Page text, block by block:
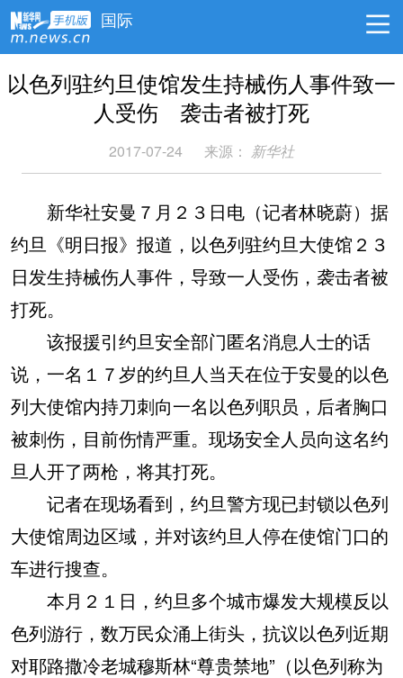
国际
以色列驻约旦使馆发生持械伤人事件致一
人受伤 袭击者被打死
2017-07-24 来源： 新华社
新华社安曼７月２３日电（记者林晓蔚）据
约旦《明日报》报道，以色列驻约旦大使馆２３
日发生持械伤人事件，导致一人受伤，袭击者被
打死。
该报援引约旦安全部门匿名消息人士的话
说，一名１７岁的约旦人当天在位于安曼的以色
列大使馆内持刀刺向一名以色列职员，后者胸口
被刺伤，目前伤情严重。现场安全人员向这名约
旦人开了两枪，将其打死。
记者在现场看到，约旦警方现已封锁以色列
大使馆周边区域，并对该约旦人停在使馆门口的
车进行搜查。
本月２１日，约旦多个城市爆发大规模反以
色列游行，数万民众涌上街头，抗议以色列近期
对耶路撒冷老城穆斯林“尊贵禁地”（以色列称为